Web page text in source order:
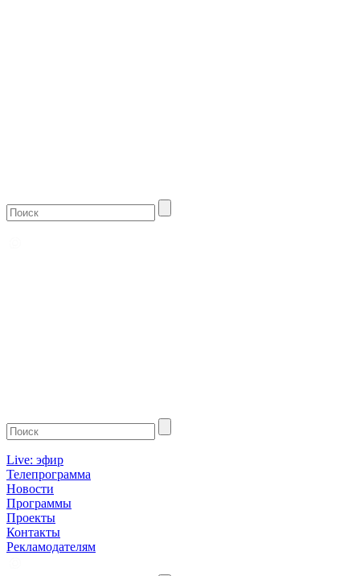
Live: эфир
Телепрограмма
Новости
Программы
Проекты
Контакты
Рекламодателям